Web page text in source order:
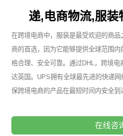
递,电商物流,服装
在跨境电商中，服装是最受欢迎的商
商的首选，因为它能够提供全球范围
格合理、安全可靠。通过DHL，跨境
达英国。UPS拥有全球最先进的快递
保跨境电商的产品在最短时间内安全到
在线咨